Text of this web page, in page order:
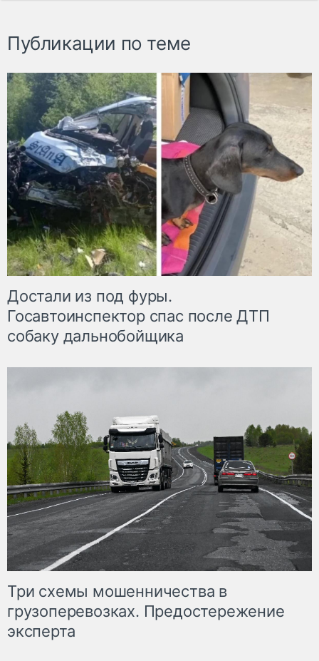
Публикации по теме
Достали из под фуры.
Госавтоинспектор спас после ДТП
собаку дальнобойщика
Три схемы мошенничества в
грузоперевозках. Предостережение
эксперта